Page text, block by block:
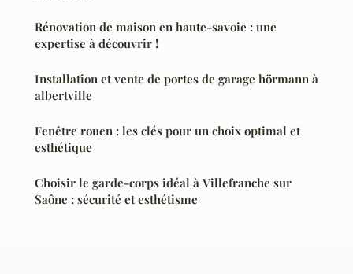
Rénovation de maison en haute-savoie : une
expertise à découvrir !
Installation et vente de portes de garage hörmann à
albertville
Fenêtre rouen : les clés pour un choix optimal et
esthétique
Choisir le garde-corps idéal à Villefranche sur
Saône : sécurité et esthétisme